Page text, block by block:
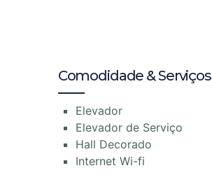
Comodidade & Serviços
Elevador
Elevador de Serviço
Hall Decorado
Internet Wi-fi